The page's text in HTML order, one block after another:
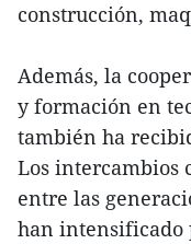
construcción,
Además, la
y formación en
también ha
Los intercambios
entre las
han intensificado